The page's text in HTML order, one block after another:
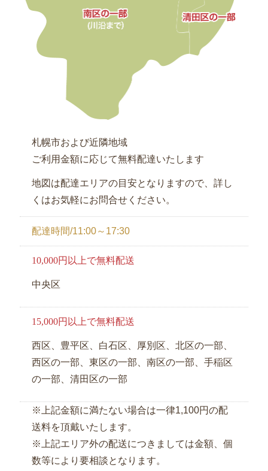
札幌市および近隣地域
ご利用金額に応じて無料配達いたします
地図は配達エリアの目安となりますので、詳し
くはお気軽にお問合せください。
配達時間/11:00～17:30
10,000円以上で無料配送
中央区
15,000円以上で無料配送
西区、豊平区、白石区、厚別区、北区の一部、
西区の一部、東区の一部、南区の一部、手稲区
の一部、清田区の一部
※上記金額に満たない場合は一律1,100円の配
送料を頂戴いたします。
※上記エリア外の配送につきましては金額、個
数等により要相談となります。